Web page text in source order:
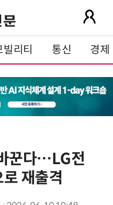
빌리티 통신 경제
꾼다…LG전
재출격